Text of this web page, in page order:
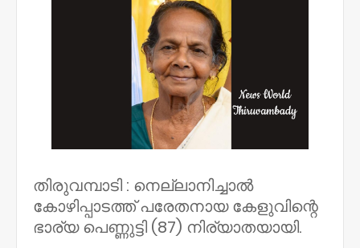
തിരുവമ്പാടി : നെല്ലാനിച്ചാൽ
കോഴിപ്പാടത്ത് പരേതനായ കേളുവിന്റെ
ഭാര്യ പെണ്ണുട്ടി (87) നിര്യാതയായി.